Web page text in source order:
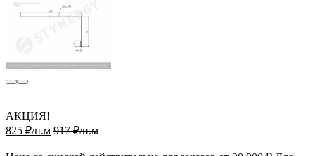
АКЦИЯ!
825 ₽/п.м 917 ₽/п.м